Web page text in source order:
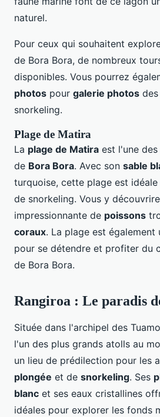
naturel.
Pour ceux qui souhaitent
de Bora Bora, de nombreux
disponibles. Vous pourrez
photos pour galerie photos
snorkeling.
Plage de Matira
La plage de Matira est l'une
de Bora Bora. Avec son sable
turquoise, cette plage est
de snorkeling. Vous y
impressionnante de poissons
coraux. La plage est
pour se détendre et profiter du
de Bora Bora.
Rangiroa : Le paradis
Située dans l'archipel des
l'un des plus grands atolls au
un lieu de prédilection pour les
plongée et de snorkeling. Ses
blanc et ses eaux cristallines
idéales pour explorer les fonds